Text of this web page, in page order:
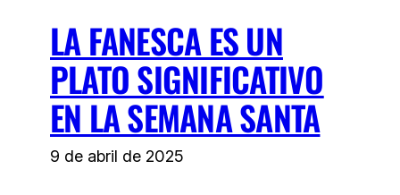
LA FANESCA ES UN
PLATO SIGNIFICATIVO
EN LA SEMANA SANTA
9 de abril de 2025